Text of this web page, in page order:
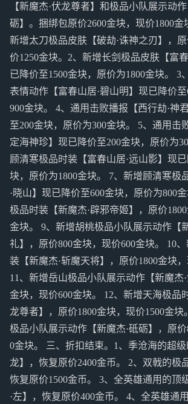
【新魔杰·伏龙尊者】和极品小队展示动
砺】。捆绑包原价2600金块，现价1800金
新增太刀极品皮肤【破劫·诛神之刃】，
价1250金块。2、新增长剑极品皮肤【富
已降价至1500金块，原价为1800金块。 3
表情动作【富春山居·碧山明】现已降价
900金块。 4、通用击败播报【西行劫·神
至200金块，原价为300金块。 5、通用击
定海神珍】现已降价至200金块，原价为
顾清寒极品时装【富春山居·远山影】现
块，原价为1800金块。 7、新增顾清寒极
·晓山】现已降价至600金块，原价为800
极品时装【新魔杰·辟邪帝姬】，原价
金块。 9、新增胡桃极品小队展示动作【
礼】，原价800金块，现价600金块。 10
装【新魔杰·斩魔天将】，原价1800金块，
11、新增岳山极品小队展示动作【新魔杰
金块，现价600金块。 12、新增天海极品
龙尊者】，原价1800金块，现价1500金块
极品小队展示动作【新魔杰·砥砺】，原
0金块。 三、折扣结束。1、季沧海的超
龙】，恢复原价2400金币。 2、双戟的极
恢复原价1500金币。 3、全英雄通用的顶
·左】，恢复原价400金币。 4、全英雄通